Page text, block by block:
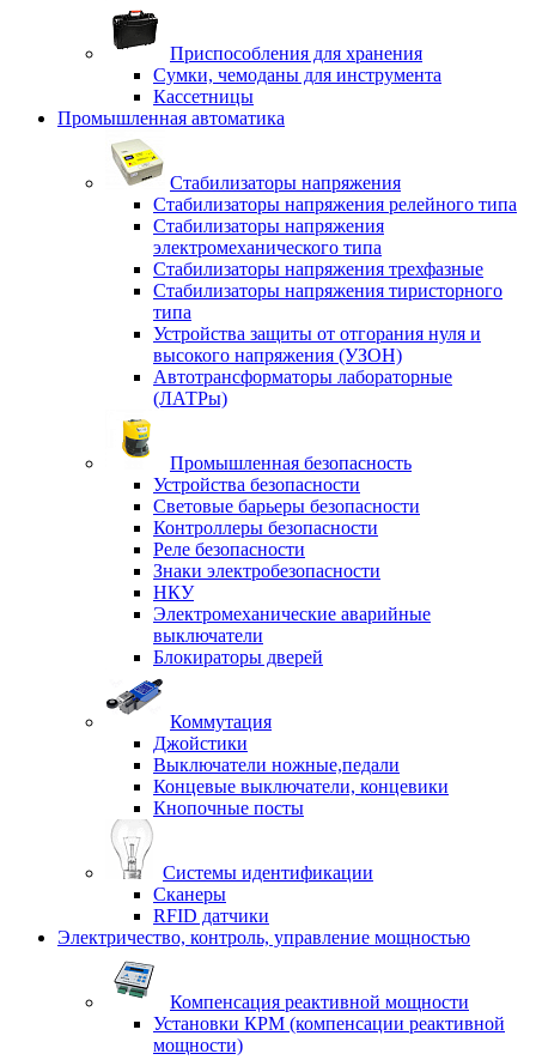
Приспособления для хранения
Сумки, чемоданы для инструмента
Кассетницы
Промышленная автоматика
Стабилизаторы напряжения
Стабилизаторы напряжения релейного типа
Стабилизаторы напряжения
электромеханического типа
Стабилизаторы напряжения трехфазные
Стабилизаторы напряжения тиристорного
типа
Устройства защиты от отгорания нуля и
высокого напряжения (УЗОН)
Автотрансформаторы лабораторные
(ЛАТРы)
Промышленная безопасность
Устройства безопасности
Световые барьеры безопасности
Контроллеры безопасности
Реле безопасности
Знаки электробезопасности
НКУ
Электромеханические аварийные
выключатели
Блокираторы дверей
Коммутация
Джойстики
Выключатели ножные,педали
Концевые выключатели, концевики
Кнопочные посты
Системы идентификации
Сканеры
RFID датчики
Электричество, контроль, управление мощностью
Компенсация реактивной мощности
Установки КРМ (компенсации реактивной
мощности)